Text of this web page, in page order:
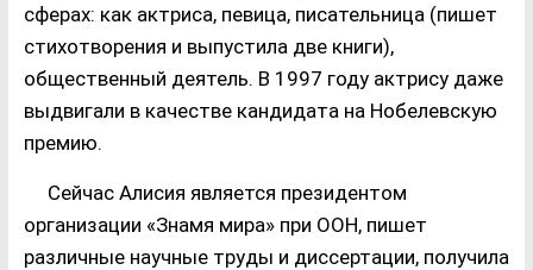
сферах: как актриса, певица, писательница (пишет
стихотворения и выпустила две книги),
общественный деятель. В 1997 году актрису даже
выдвигали в качестве кандидата на Нобелевскую
премию.
Сейчас Алисия является президентом
организации «Знамя мира» при ООН, пишет
различные научные труды и диссертации, получила